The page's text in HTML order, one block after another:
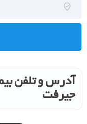
آدرس و تلفن
جیرفت